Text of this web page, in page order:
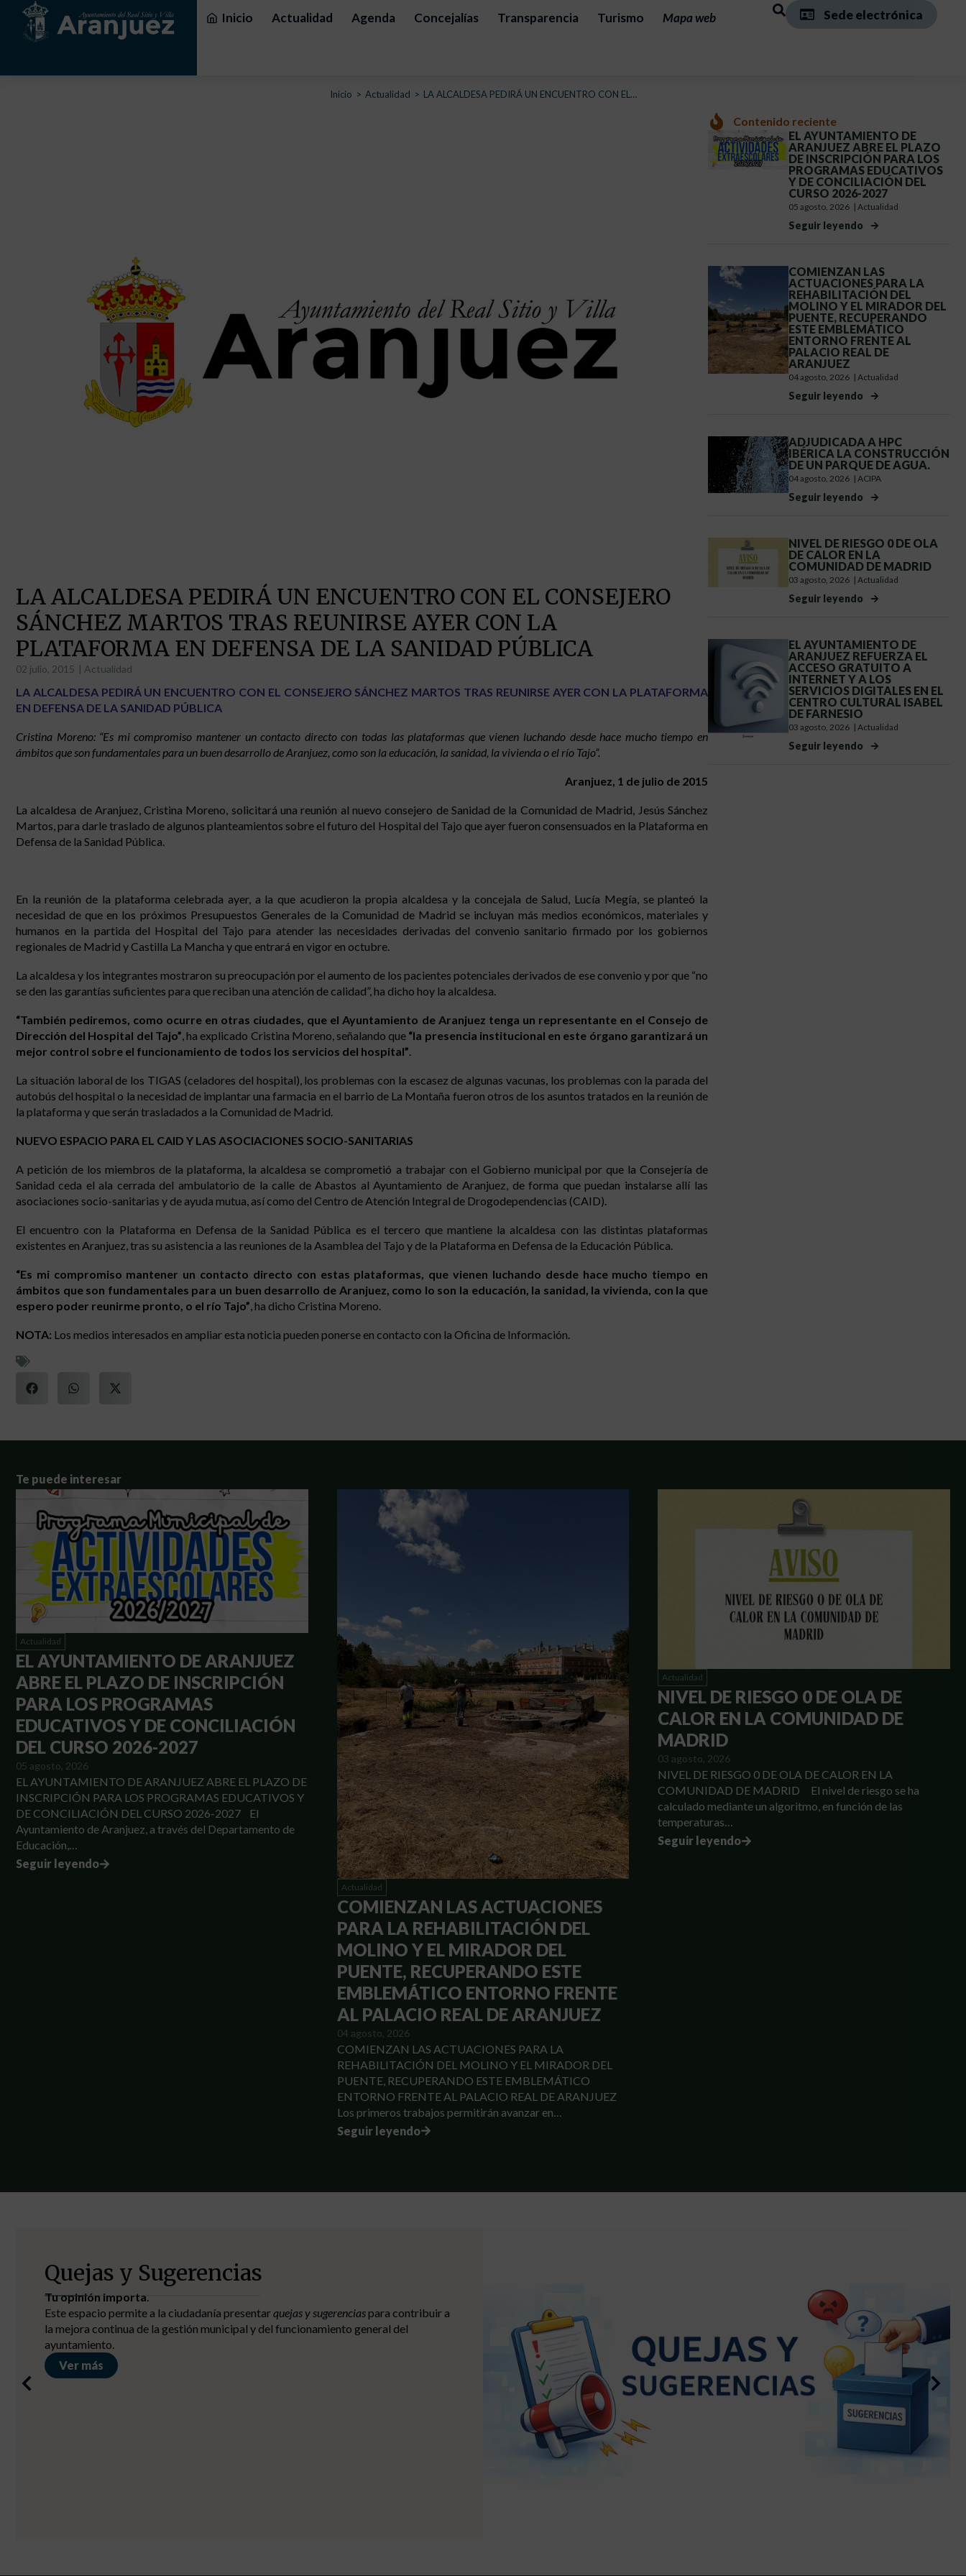
Inicio Actualidad Agenda Concejalías Transparencia Turismo Mapa web Sede electrónica
Estás aquí:
Inicio Actualidad LA ALCALDESA PEDIRÁ UN ENCUENTRO CON EL…
LA ALCALDESA PEDIRÁ UN ENCUENTRO CON EL CONSEJERO
SÁNCHEZ MARTOS TRAS REUNIRSE AYER CON LA
PLATAFORMA EN DEFENSA DE LA SANIDAD PÚBLICA
02 julio, 2015 | Actualidad
LA ALCALDESA PEDIRÁ UN ENCUENTRO CON EL CONSEJERO SÁNCHEZ MARTOS TRAS REUNIRSE AYER CON LA PLATAFORMA
EN DEFENSA DE LA SANIDAD PÚBLICA
Cristina Moreno: “Es mi compromiso mantener un contacto directo con todas las plataformas que vienen luchando desde hace mucho tiempo en
ámbitos que son fundamentales para un buen desarrollo de Aranjuez, como son la educación, la sanidad, la vivienda o el río Tajo”.
Aranjuez, 1 de julio de 2015
La alcaldesa de Aranjuez, Cristina Moreno, solicitará una reunión al nuevo consejero de Sanidad de la Comunidad de Madrid, Jesús Sánchez
Martos, para darle traslado de algunos planteamientos sobre el futuro del Hospital del Tajo que ayer fueron consensuados en la Plataforma en
Defensa de la Sanidad Pública.
En la reunión de la plataforma celebrada ayer, a la que acudieron la propia alcaldesa y la concejala de Salud, Lucía Megía, se planteó la
necesidad de que en los próximos Presupuestos Generales de la Comunidad de Madrid se incluyan más medios económicos, materiales y
humanos en la partida del Hospital del Tajo para atender las necesidades derivadas del convenio sanitario firmado por los gobiernos
regionales de Madrid y Castilla La Mancha y que entrará en vigor en octubre.
La alcaldesa y los integrantes mostraron su preocupación por el aumento de los pacientes potenciales derivados de ese convenio y por que “no
se den las garantías suficientes para que reciban una atención de calidad”, ha dicho hoy la alcaldesa.
“También pediremos, como ocurre en otras ciudades, que el Ayuntamiento de Aranjuez tenga un representante en el Consejo de
Dirección del Hospital del Tajo” , ha explicado Cristina Moreno, señalando que “la presencia institucional en este órgano garantizará un
mejor control sobre el funcionamiento de todos los servicios del hospital”
La situación laboral de los TIGAS (celadores del hospital), los problemas con la escasez de algunas vacunas, los problemas con la parada del
autobús del hospital o la necesidad de implantar una farmacia en el barrio de La Montaña fueron otros de los asuntos tratados en la reunión de
la plataforma y que serán trasladados a la Comunidad de Madrid.
NUEVO ESPACIO PARA EL CAID Y LAS ASOCIACIONES SOCIO-SANITARIAS
A petición de los miembros de la plataforma, la alcaldesa se comprometió a trabajar con el Gobierno municipal por que la Consejería de
Sanidad ceda el ala cerrada del ambulatorio de la calle de Abastos al Ayuntamiento de Aranjuez, de forma que puedan instalarse allí las
asociaciones socio-sanitarias y de ayuda mutua, así como del Centro de Atención Integral de Drogodependencias (CAID).
El encuentro con la Plataforma en Defensa de la Sanidad Pública es el tercero que mantiene la alcaldesa con las distintas plataformas
existentes en Aranjuez, tras su asistencia a las reuniones de la Asamblea del Tajo y de la Plataforma en Defensa de la Educación Pública.
“Es mi compromiso mantener un contacto directo con estas plataformas, que vienen luchando desde hace mucho tiempo en
ámbitos que son fundamentales para un buen desarrollo de Aranjuez, como lo son la educación, la sanidad, la vivienda, con la que
espero poder reunirme pronto, o el río Tajo” , ha dicho Cristina Moreno.
NOTA: Los medios interesados en ampliar esta noticia pueden ponerse en contacto con la Oficina de Información.
Contenido reciente
EL AYUNTAMIENTO DE
ARANJUEZ ABRE EL PLAZO
DE INSCRIPCIÓN PARA LOS
PROGRAMAS EDUCATIVOS
Y DE CONCILIACIÓN DEL
CURSO 2026-2027
05 agosto, 2026 | Actualidad
Seguir leyendo
COMIENZAN LAS
ACTUACIONES PARA LA
REHABILITACIÓN DEL
MOLINO Y EL MIRADOR DEL
PUENTE, RECUPERANDO
ESTE EMBLEMÁTICO
ENTORNO FRENTE AL
PALACIO REAL DE
ARANJUEZ
04 agosto, 2026 | Actualidad
Seguir leyendo
ADJUDICADA A HPC
IBÉRICA LA CONSTRUCCIÓN
DE UN PARQUE DE AGUA.
04 agosto, 2026 | ACIPA
Seguir leyendo
NIVEL DE RIESGO 0 DE OLA
DE CALOR EN LA
COMUNIDAD DE MADRID
03 agosto, 2026 | Actualidad
Seguir leyendo
EL AYUNTAMIENTO DE
ARANJUEZ REFUERZA EL
ACCESO GRATUITO A
INTERNET Y A LOS
SERVICIOS DIGITALES EN EL
CENTRO CULTURAL ISABEL
DE FARNESIO
03 agosto, 2026 | Actualidad
Seguir leyendo
Te puede interesar
Actualidad
EL AYUNTAMIENTO DE ARANJUEZ
ABRE EL PLAZO DE INSCRIPCIÓN
PARA LOS PROGRAMAS
EDUCATIVOS Y DE CONCILIACIÓN
DEL CURSO 2026-2027
05 agosto, 2026
EL AYUNTAMIENTO DE ARANJUEZ ABRE EL PLAZO DE
INSCRIPCIÓN PARA LOS PROGRAMAS EDUCATIVOS Y
DE CONCILIACIÓN DEL CURSO 2026-2027 El
Ayuntamiento de Aranjuez, a través del Departamento de
Educación,…
Seguir leyendo
Actualidad
COMIENZAN LAS ACTUACIONES
PARA LA REHABILITACIÓN DEL
MOLINO Y EL MIRADOR DEL
PUENTE, RECUPERANDO ESTE
EMBLEMÁTICO ENTORNO FRENTE
AL PALACIO REAL DE ARANJUEZ
04 agosto, 2026
COMIENZAN LAS ACTUACIONES PARA LA
REHABILITACIÓN DEL MOLINO Y EL MIRADOR DEL
PUENTE, RECUPERANDO ESTE EMBLEMÁTICO
ENTORNO FRENTE AL PALACIO REAL DE ARANJUEZ
Los primeros trabajos permitirán avanzar en…
Seguir leyendo
Actualidad
NIVEL DE RIESGO 0 DE OLA DE
CALOR EN LA COMUNIDAD DE
MADRID
03 agosto, 2026
NIVEL DE RIESGO 0 DE OLA DE CALOR EN LA
COMUNIDAD DE MADRID El nivel de riesgo se ha
calculado mediante un algoritmo, en función de las
temperaturas…
Seguir leyendo
Capacitación digital
Cursos formativos
Mejora tus capacidades.
Ver más